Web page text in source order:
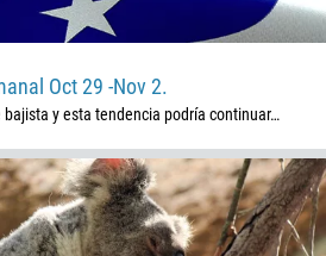
Oct 29 -Nov 2.
bajista y esta tendencia podría continuar…